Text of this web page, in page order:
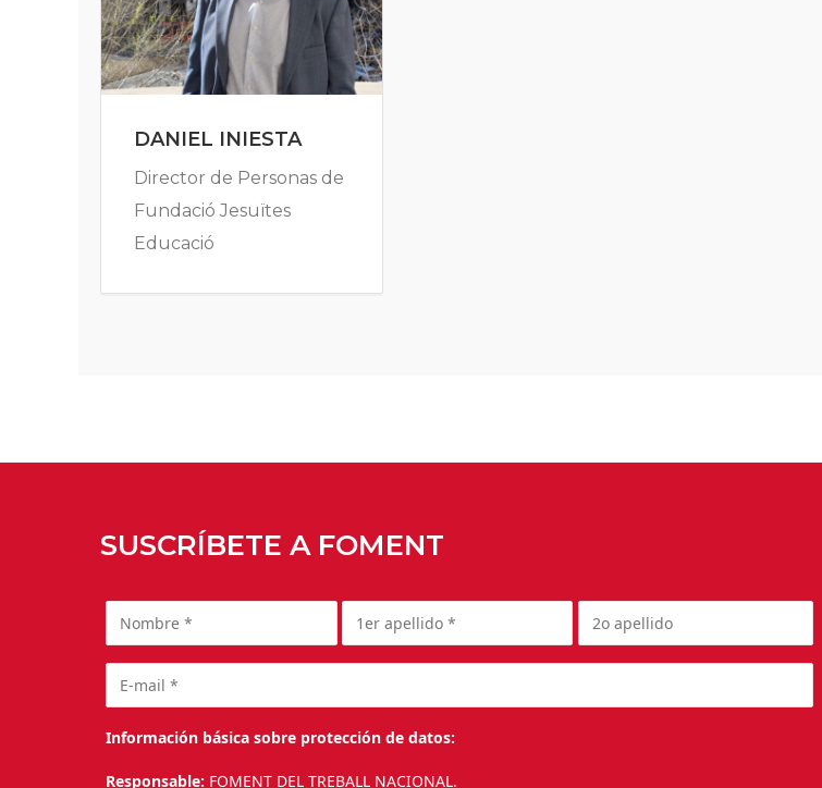
DANIEL INIESTA
Director de Personas de
Fundació Jesuïtes
Educació
SUSCRÍBETE A FOMENT
Información básica sobre protección de datos:
Responsable: FOMENT DEL TREBALL NACIONAL.